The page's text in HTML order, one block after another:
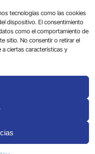
tecnologías como las cookies
dispositivo. El consentimiento
como el comportamiento de
sitio. No consentir o retirar el
ciertas características y